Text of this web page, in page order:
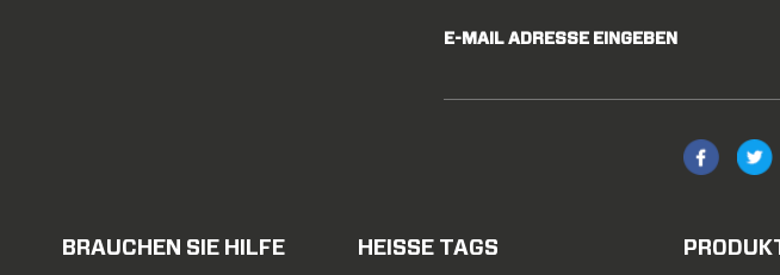
E-MAIL ADRESSE EINGEBEN
BRAUCHEN SIE HILFE HEISSE TAGS